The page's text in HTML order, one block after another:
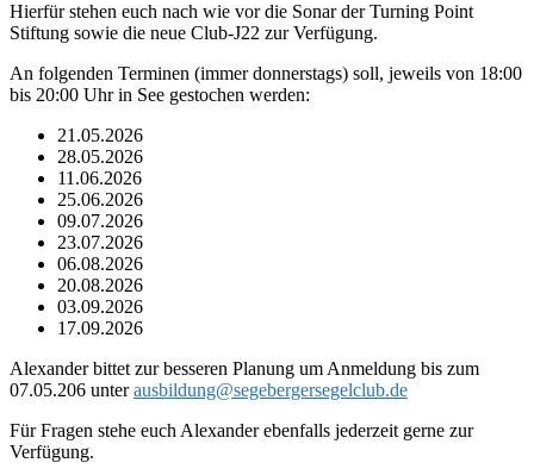
Hierfür stehen euch nach wie vor die Sonar der Turning Point
Stiftung sowie die neue Club-J22 zur Verfügung.
An folgenden Terminen (immer donnerstags) soll, jeweils von 18:00
bis 20:00 Uhr in See gestochen werden:
21.05.2026
28.05.2026
11.06.2026
25.06.2026
09.07.2026
23.07.2026
06.08.2026
20.08.2026
03.09.2026
17.09.2026
Alexander bittet zur besseren Planung um Anmeldung bis zum
07.05.206 unterausbildung@segebergersegelclub.de
Für Fragen stehe euch Alexander ebenfalls jederzeit gerne zur
Verfügung.